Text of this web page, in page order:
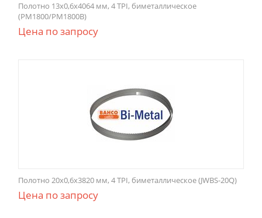
Полотно 13x0,6x4064 мм, 4 TPI, биметаллическое
(PM1800/PM1800B)
Цена по запросу
Полотно 20x0,6x3820 мм, 4 TPI, биметаллическое (JWBS-20Q)
Цена по запросу